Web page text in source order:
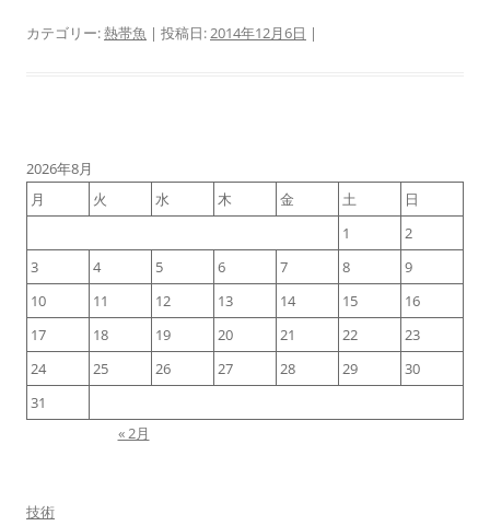
カテゴリー:熱帯魚 | 投稿日:2014年12月6日 |
2026年8月
月
火 水 木 金 土
日
1
2
3
4 5 6 7 8
9
10
11 12 13 14 15
16
17
18 19 20 21 22
23
24
25 26 27 28 29
30
31
« 2月
技術